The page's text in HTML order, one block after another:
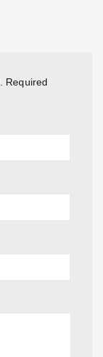
Required